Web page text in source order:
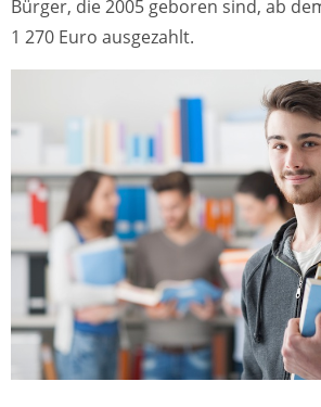
Bürger, die 2005 geboren sind, ab
1 270 Euro ausgezahlt.